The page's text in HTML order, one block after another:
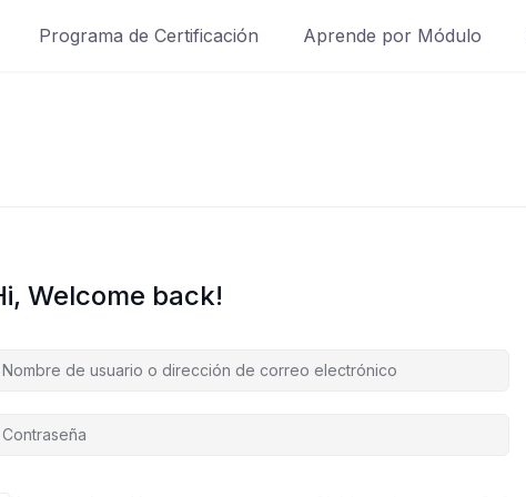
Programa de Certificación Aprende por Módulo
Welcome back!